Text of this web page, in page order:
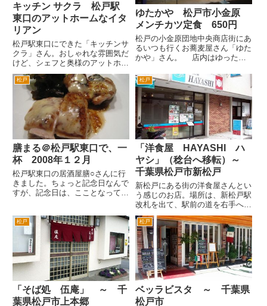
キッチン サクラ 松戸駅
東口のアットホームなイタ
リアン
松戸駅東口にできた「キッチンサ
クラ」さん。おしゃれな雰囲気だ
けど、シェフと奥様のアットホー
ムな雰囲気のイタリアンです。
場所は、昔のタクギンがあったあ
たり(^_^;)と言ってわかる人は、
同世代以上ですね。昔北海道拓殖
銀行があったビルの並びな...
ゆたかや 松戸市小金原
メンチカツ定食 650円
松戸の小金原団地中央商店街にあ
るいつも行くお蕎麦屋さん「ゆた
かや」さん。 店内はゆったり
ず、テレビの夕方のニュースを見
ながら、ゆっくり食事をします。
まずは、すぐ出てくる冷奴から。
そばとうどんが多いメニュー...
松戸
膳まる＠松戸駅東口で、一
杯 2008年１２月
松戸駅東口の居酒屋膳○さんに行
きました。ちょっと記念日なんで
すが、記念日は、こことなってま
座りたかった席が、あいていたり
します。混んでるときは、入れも
しないんですけどね。お通しで...
松戸
「洋食屋 HAYASHI ハ
ヤシ」（稔台へ移転）～
千葉県松戸市新松戸
新松戸にある街の洋食屋さんとい
う感じのお店。場所は、新松戸駅
改札を出て、駅前の道を右手へ。
３分くらい歩くと右手に円形の容
姿が独特な新松戸中央病院という
のが右手に見えてきます。そこを
過ぎるととすぐ右手のビルの１階
となります。 店舗の外には、
定...
松戸
「そば処 伍庵」 ～ 千
葉県松戸市上本郷
松戸
ベッラビスタ ～ 千葉県
松戸市